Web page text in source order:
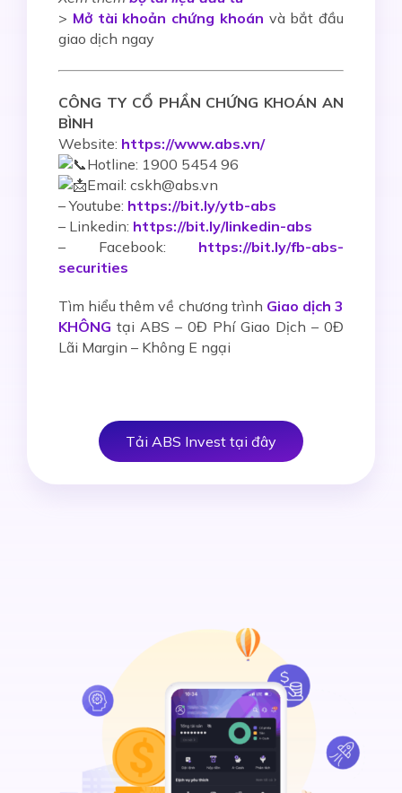
> Mở tài khoản chứng khoán và bắt đầu
giao dịch ngay
CÔNG TY CỔ PHẦN CHỨNG KHOÁN AN
BÌNH
Website: https://www.abs.vn/
Hotline: 1900 5454 96
Email: cskh@abs.vn
–Youtube: https://bit.ly/ytb-abs
– Linkedin: https://bit.ly/linkedin-abs
– Facebook: https://bit.ly/fb-abs-
securities
Tìm hiểu thêm về chương trình Giao dịch 3
KHÔNG tại ABS – 0Đ Phí Giao Dịch – 0Đ
Lãi Margin – Không E ngại
Tải ABS Invest tại đây